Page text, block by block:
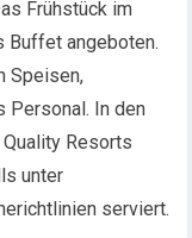
Frühstück im
Buffet angeboten.
Speisen,
Personal. In den
Resorts
unter
serviert.